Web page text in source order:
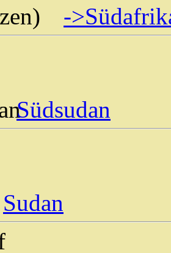
-
Südsudan
Sudan